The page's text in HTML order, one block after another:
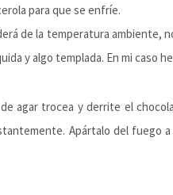
para que se enfríe.
de la temperatura ambiente,
y algo templada. En mi caso
agar trocea y derrite el
Apártalo del fuego